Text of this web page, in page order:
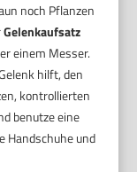
noch Pflanzen
Gelenkaufsatz
einem Messer.
hilft, den
kontrollierten
benutze eine
Handschuhe und